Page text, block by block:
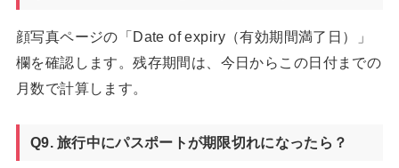
顔写真ページの「Date of expiry（有効期間満了日）」
欄を確認します。残存期間は、今日からこの日付までの
月数で計算します。
Q9. 旅行中にパスポートが期限切れになったら？